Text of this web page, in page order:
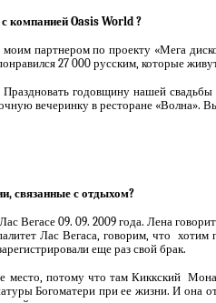
компанией Oasis World ?
партнером по проекту «Мега
27000 русским, которые
годовщину нашей
вечеринку в ресторане «Волна».
связанные с отдыхом?
Вегасе 09. 09. 2009 года. Лена
Лас Вегаса, говорим, что хотим
еще раз свой брак.
место, потому что там Киккский
Богоматери при ее жизни. И